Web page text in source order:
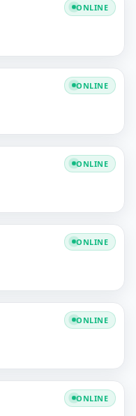
ONLINE
ONLINE
ONLINE
ONLINE
ONLINE
ONLINE